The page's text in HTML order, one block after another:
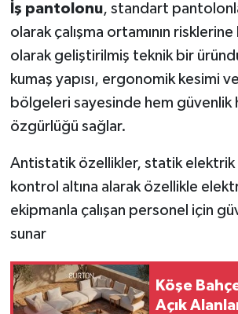
İş pantolonu, standart
olarak çalışma ortamının risklerine
olarak geliştirilmiş teknik bir
kumaş yapısı, ergonomik kesimi
bölgeleri sayesinde hem güvenlik
özgürlüğü sağlar.
Antistatik özellikler, statik elektrik
kontrol altına alarak özellikle
ekipmanla çalışan personel için
sunar
Köşe
Açık
Türkiye
Yerel
Künye